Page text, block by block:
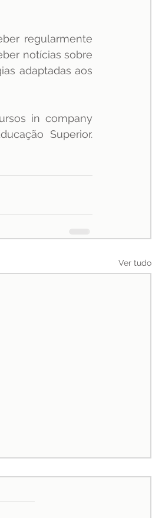
regularmente
adaptadas aos
in company
Superior.
Ver tudo